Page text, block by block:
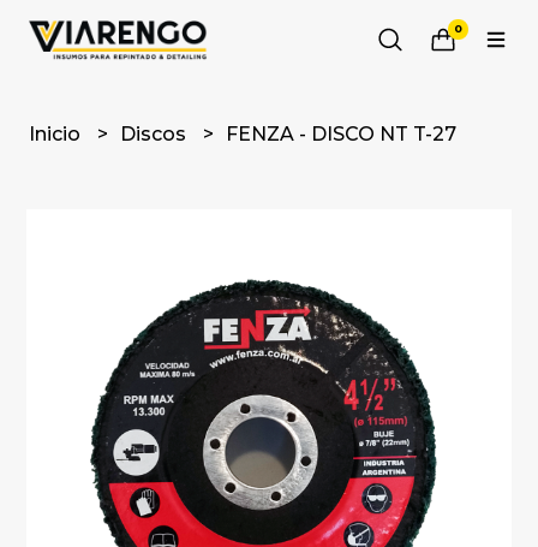
0
Inicio Discos FENZA - DISCO NT T-27